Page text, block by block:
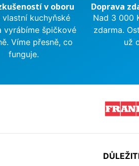
v oboru
vlastní kuchyňské
vyrábíme špičkové
Víme přesně, co
funguje.
Doprava
Nad 3 000
zdarma.
už